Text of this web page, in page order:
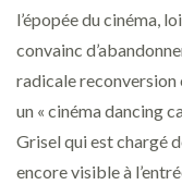
l’épopée du cinéma,
convainc
radicale reconversion
un « cinéma dancing
Grisel qui est chargé
encore visible à